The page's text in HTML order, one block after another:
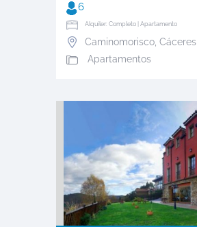
6
Alquiler: Completo | Apartamento
Caminomorisco, Cáceres
Apartamentos